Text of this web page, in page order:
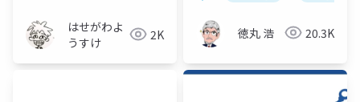
はせがわよ
うすけ
2K 徳丸 浩 20.3K